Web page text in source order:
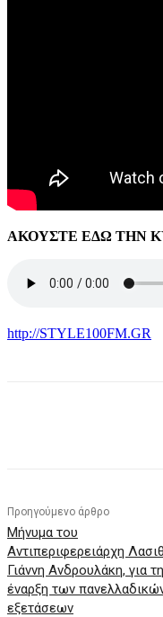
ΑΚΟΥΣΤΕ ΕΔΩ ΤΗΝ
http://STYLE100FM.GR
Προηγούμενο άρθρο
Μήνυμα του
Αντιπεριφερειάρχη
Γιάννη Ανδρουλάκη, για
έναρξη των
εξετάσεων